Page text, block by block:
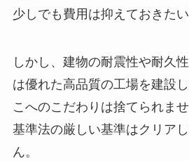
少しでも費用は抑えておきたい
しかし、建物の耐震性や耐久
は優れた高品質の工場を建設
こへのこだわりは捨てられま
基準法の厳しい基準はクリア
ん。